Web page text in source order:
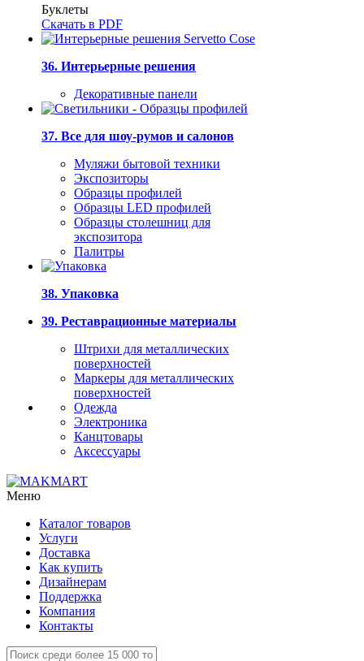
Буклеты
Скачать в PDF
36. Интерьерные решения
Декоративные панели
37. Все для шоу-румов и салонов
Муляжи бытовой техники
Экспозиторы
Образцы профилей
Образцы LED профилей
Образцы столешниц для
экспозитора
Палитры
38. Упаковка
39. Реставрационные материалы
Штрихи для металлических
поверхностей
Маркеры для металлических
поверхностей
Одежда
Электроника
Канцтовары
Аксессуары
Меню
Каталог товаров
Услуги
Доставка
Как купить
Дизайнерам
Поддержка
Компания
Контакты